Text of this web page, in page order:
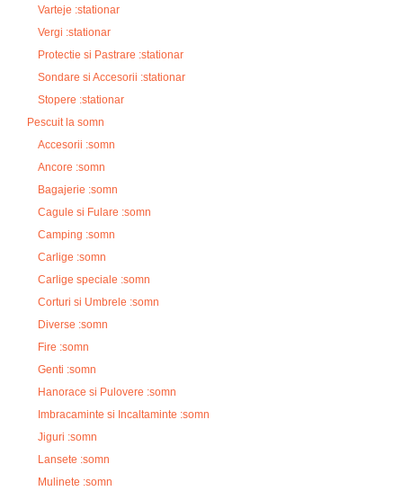
Varteje :stationar
Vergi :stationar
Protectie si Pastrare :stationar
Sondare si Accesorii :stationar
Stopere :stationar
Pescuit la somn
Accesorii :somn
Ancore :somn
Bagajerie :somn
Cagule si Fulare :somn
Camping :somn
Carlige :somn
Carlige speciale :somn
Corturi si Umbrele :somn
Diverse :somn
Fire :somn
Genti :somn
Hanorace si Pulovere :somn
Imbracaminte si Incaltaminte :somn
Jiguri :somn
Lansete :somn
Mulinete :somn